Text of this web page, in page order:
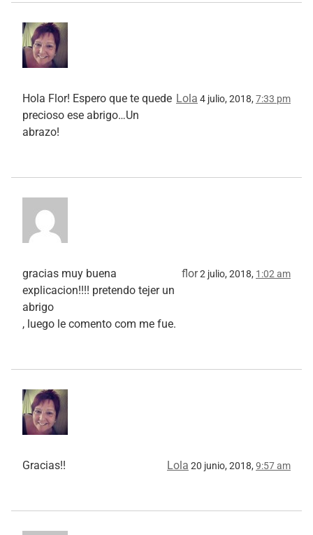
Lola 4 julio, 2018, 7:33 pm
Hola Flor! Espero que te quede
precioso ese abrigo…Un
abrazo!
flor2 julio, 2018, 1:02 am
gracias muy buena
explicacion!!!! pretendo tejer un
abrigo
, luego le comento com me fue.
Lola 20 junio, 2018, 9:57 am
Gracias!!